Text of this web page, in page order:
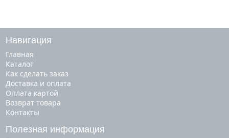
Навигация
Главная
Каталог
Как сделать заказ
Доставка и оплата
Оплата картой
Возврат товара
Контакты
Полезная информация